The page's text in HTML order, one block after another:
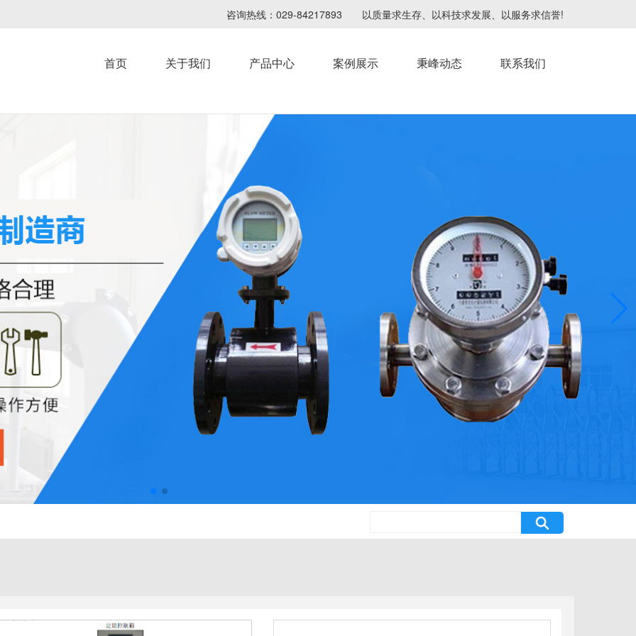
咨询热线：029-84217893 以质量求生存、以科技求发展、以服务求信誉!
首页 关于我们 产品中心 案例展示 秉峰动态 联系我们